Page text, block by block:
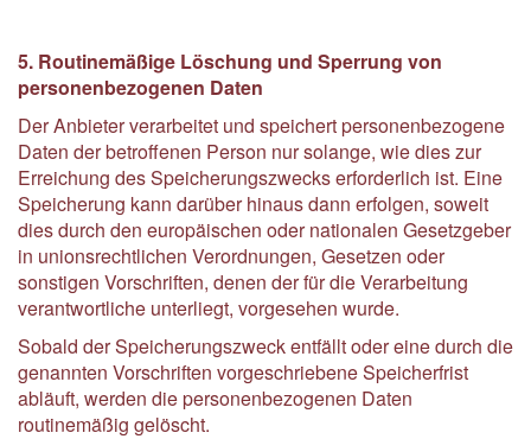
5. Routinemäßige Löschung und Sperrung von
personenbezogenen Daten
Der Anbieter verarbeitet und speichert personenbezogene
Daten der betroffenen Person nur solange, wie dies zur
Erreichung des Speicherungszwecks erforderlich ist. Eine
Speicherung kann darüber hinaus dann erfolgen, soweit
dies durch den europäischen oder nationalen Gesetzgeber
in unionsrechtlichen Verordnungen, Gesetzen oder
sonstigen Vorschriften, denen der für die Verarbeitung
verantwortliche unterliegt, vorgesehen wurde.
Sobald der Speicherungszweck entfällt oder eine durch die
genannten Vorschriften vorgeschriebene Speicherfrist
abläuft, werden die personenbezogenen Daten
routinemäßig gelöscht.